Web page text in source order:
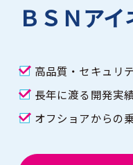
ＢＳＮアイ
高品質・セキュリ
長年に渡る開発実
オフショアからの